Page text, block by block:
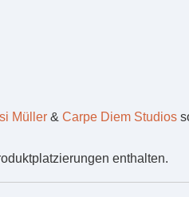
Müller & Carpe Diem Studios
enthalten.